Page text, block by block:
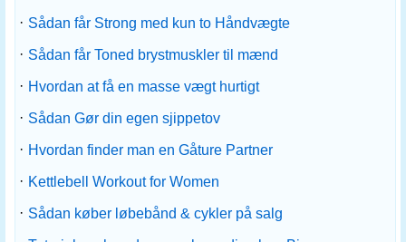
· Sådan får Strong med kun to Håndvægte
· Sådan får Toned brystmuskler til mænd
· Hvordan at få en masse vægt hurtigt
· Sådan Gør din egen sjippetov
· Hvordan finder man en Gåture Partner
· Kettlebell Workout for Women
· Sådan køber løbebånd & cykler på salg